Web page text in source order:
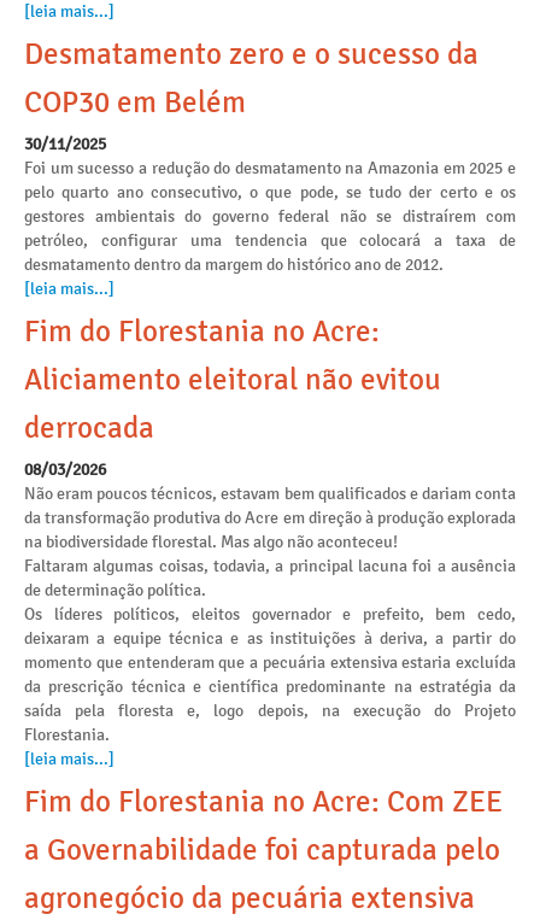
[leia mais...]
Desmatamento zero e o sucesso da
COP30 em Belém
30/11/2025
Foi um sucesso a redução do desmatamento na Amazonia em 2025 e
pelo quarto ano consecutivo, o que pode, se tudo der certo e os
gestores ambientais do governo federal não se distraírem com
petróleo, configurar uma tendencia que colocará a taxa de
desmatamento dentro da margem do histórico ano de 2012.
[leia mais...]
Fim do Florestania no Acre:
Aliciamento eleitoral não evitou
derrocada
08/03/2026
Não eram poucos técnicos, estavam bem qualificados e dariam conta
da transformação produtiva do Acre em direção à produção explorada
na biodiversidade florestal. Mas algo não aconteceu!
Faltaram algumas coisas, todavia, a principal lacuna foi a ausência
de determinação política.
Os líderes políticos, eleitos governador e prefeito, bem cedo,
deixaram a equipe técnica e as instituições à deriva, a partir do
momento que entenderam que a pecuária extensiva estaria excluída
da prescrição técnica e científica predominante na estratégia da
saída pela floresta e, logo depois, na execução do Projeto
Florestania.
[leia mais...]
Fim do Florestania no Acre: Com ZEE
a Governabilidade foi capturada pelo
agronegócio da pecuária extensiva